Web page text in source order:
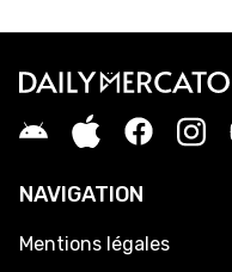
NAVIGATION
Mentions légales